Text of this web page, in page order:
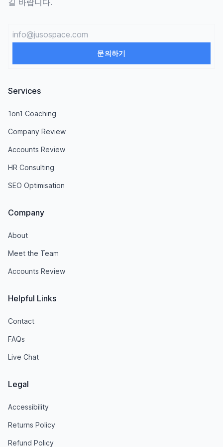
길 바랍니다.
Email
문의하기
Services
1on1 Coaching
Company Review
Accounts Review
HR Consulting
SEO Optimisation
Company
About
Meet the Team
Accounts Review
Helpful Links
Contact
FAQs
Live Chat
Legal
Accessibility
Returns Policy
Refund Policy